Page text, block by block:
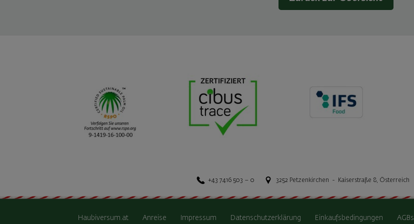
+43 7416 503 – 0 3252 Petzenkirchen - Kaiserstraße 8, Österreich
Haubiversum.at Anreise Impressum Datenschutzerklärung Einkaufsbedingungen AGBs